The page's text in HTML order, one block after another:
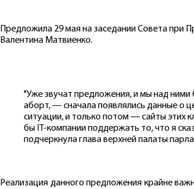
Предложила 29 мая на заседании Совета при
Валентина Матвиенко.
"Уже звучат предложения, и мы над ними
аборт, — сначала появлялись данные о
ситуации, и только потом — сайты этих
бы IT-компании поддержать то, что я
подчеркнула глава верхней палаты
Реализация данного предложения крайне